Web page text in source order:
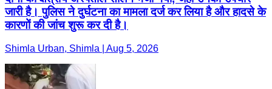
जारी है। पुलिस ने दुर्घटना का मामला दर्ज कर लिया है और हादसे के
कारणों की जांच शुरू कर दी है।
Shimla Urban, Shimla | Aug 5, 2026